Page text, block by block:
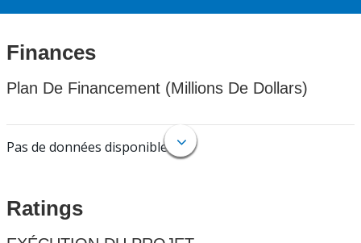
Finances
Plan De Financement (Millions De Dollars)
Pas de données disponibles.
Ratings